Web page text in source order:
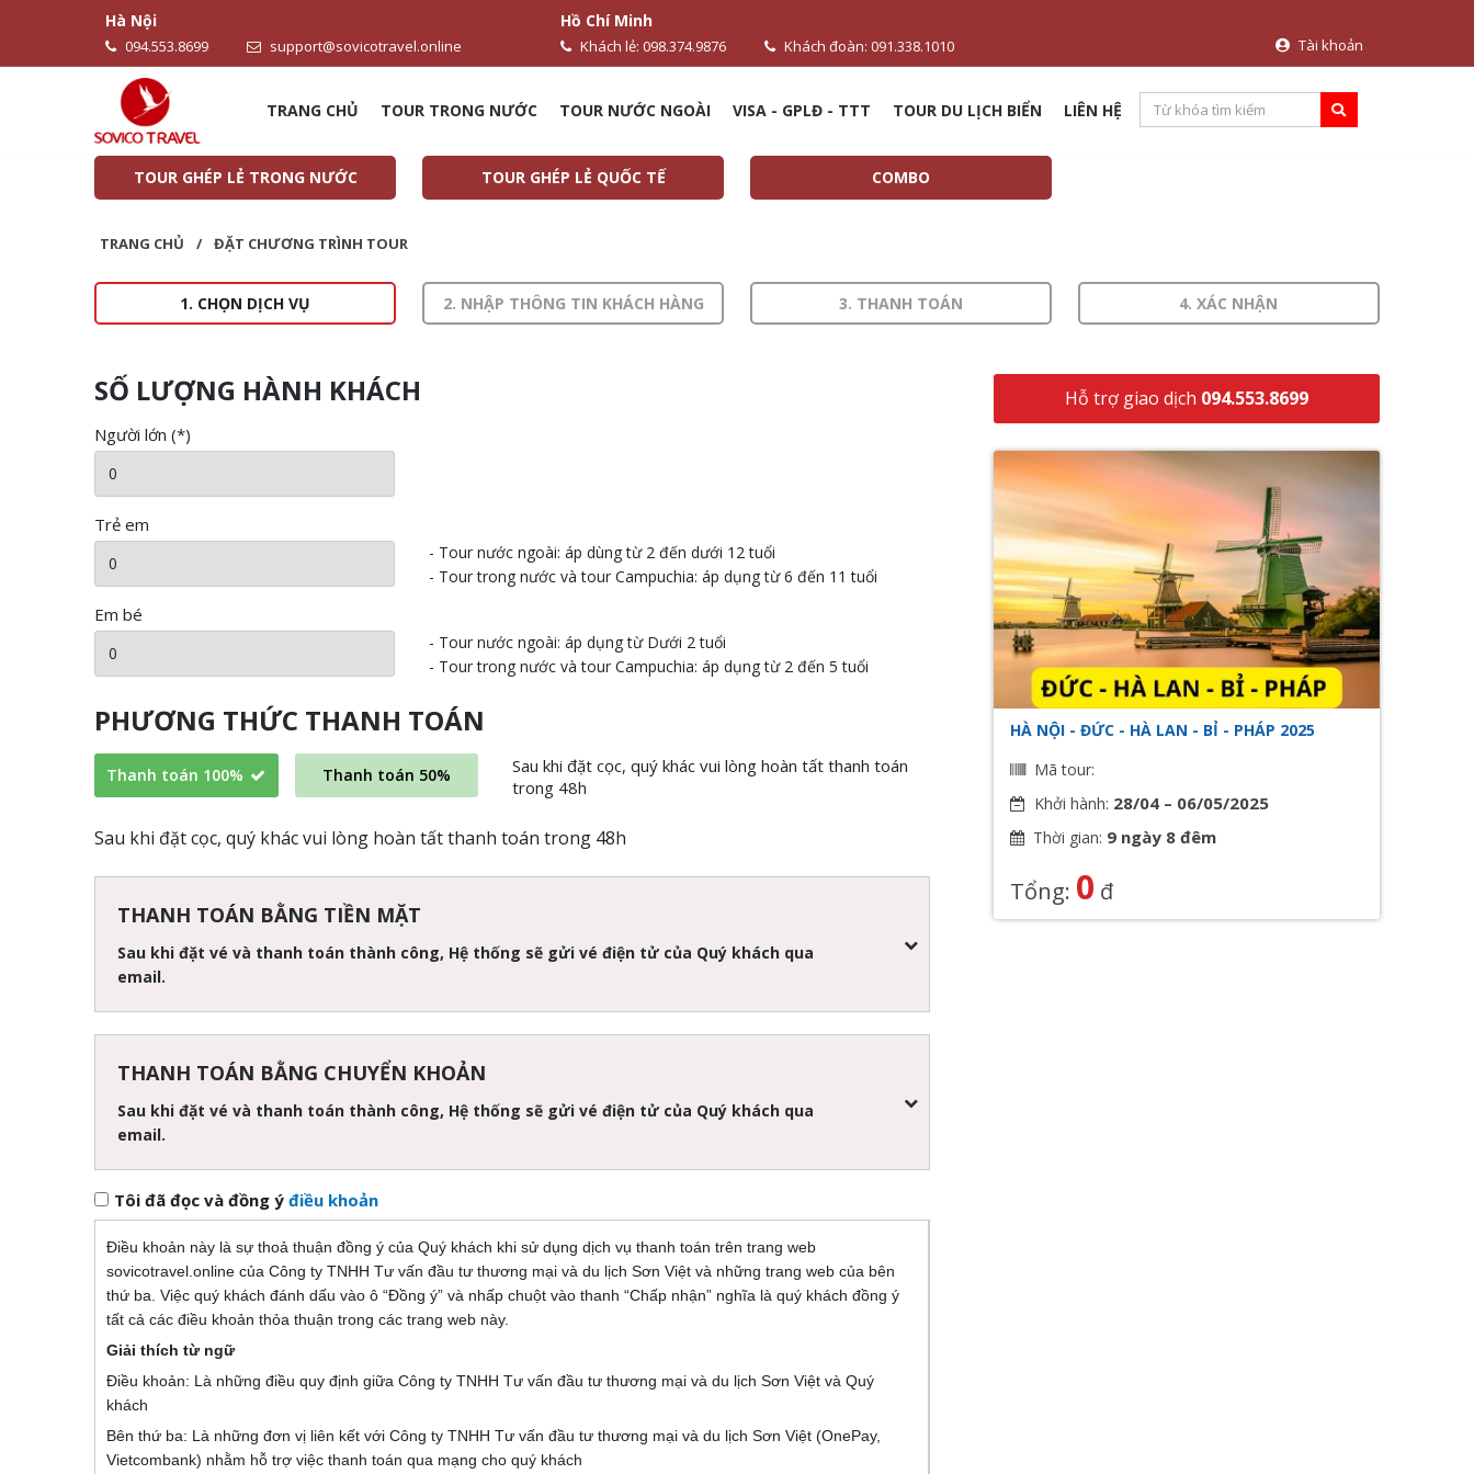
Hà Nội
094.553.8699 support@sovicotravel.online
Hồ Chí Minh
Khách lẻ: 098.374.9876 Khách đoàn: 091.338.1010 Tài khoản
TRANG CHỦ TOUR TRONG NƯỚC TOUR NƯỚC NGOÀI VISA - GPLĐ - TTT TOUR DU LỊCH BIỂN LIÊN HỆ
TOUR GHÉP LẺ TRONG NƯỚC TOUR GHÉP LẺ QUỐC TẾ COMBO
TRANG CHỦ / ĐẶT CHƯƠNG TRÌNH TOUR
1. CHỌN DỊCH VỤ 2. NHẬP THÔNG TIN KHÁCH HÀNG 3. THANH TOÁN 4. XÁC NHẬN
SỐ LƯỢNG HÀNH KHÁCH
Người lớn (*)
Trẻ em
- Tour nước ngoài: áp dùng từ 2 đến dưới 12 tuổi
- Tour trong nước và tour Campuchia: áp dụng từ 6 đến 11 tuổi
Em bé
- Tour nước ngoài: áp dụng từ Dưới 2 tuổi
- Tour trong nước và tour Campuchia: áp dụng từ 2 đến 5 tuổi
PHƯƠNG THỨC THANH TOÁN
Thanh toán 100% Thanh toán 50%
Sau khi đặt cọc, quý khác vui lòng hoàn tất thanh toán
trong 48h
Sau khi đặt cọc, quý khác vui lòng hoàn tất thanh toán trong 48h
THANH TOÁN BẰNG TIỀN MẶT
Sau khi đặt vé và thanh toán thành công, Hệ thống sẽ gửi vé điện tử của Quý khách qua
email.
THANH TOÁN BẰNG CHUYỂN KHOẢN
Sau khi đặt vé và thanh toán thành công, Hệ thống sẽ gửi vé điện tử của Quý khách qua
email.
Tôi đã đọc và đồng ý điều khoản
Điều khoản này là sự thoả thuận đồng ý của Quý khách khi sử dụng dịch vụ thanh toán trên trang web
sovicotravel.online của Công ty TNHH Tư vấn đầu tư thương mại và du lịch Sơn Việt và những trang web của bên
thứ ba. Việc quý khách đánh dấu vào ô “Đồng ý” và nhấp chuột vào thanh “Chấp nhận” nghĩa là quý khách đồng ý
tất cả các điều khoản thỏa thuận trong các trang web này.
Giải thích từ ngữ
Điều khoản: Là những điều quy định giữa Công ty TNHH Tư vấn đầu tư thương mại và du lịch Sơn Việt và Quý
khách
Bên thứ ba: Là những đơn vị liên kết với Công ty TNHH Tư vấn đầu tư thương mại và du lịch Sơn Việt (OnePay,
Vietcombank) nhằm hỗ trợ việc thanh toán qua mạng cho quý khách
Hỗ trợ giao dịch 094.553.8699
HÀ NỘI - ĐỨC - HÀ LAN - BỈ - PHÁP 2025
Mã tour:
Khởi hành: 28/04 – 06/05/2025
Thời gian: 9 ngày 8 đêm
Tổng: 0 đ